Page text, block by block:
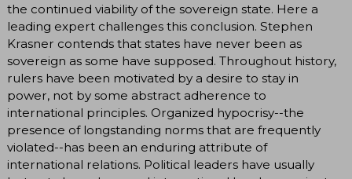
the continued viability of the sovereign state. Here a
leading expert challenges this conclusion. Stephen
Krasner contends that states have never been as
sovereign as some have supposed. Throughout history,
rulers have been motivated by a desire to stay in
power, not by some abstract adherence to
international principles. Organized hypocrisy--the
presence of longstanding norms that are frequently
violated--has been an enduring attribute of
international relations. Political leaders have usually